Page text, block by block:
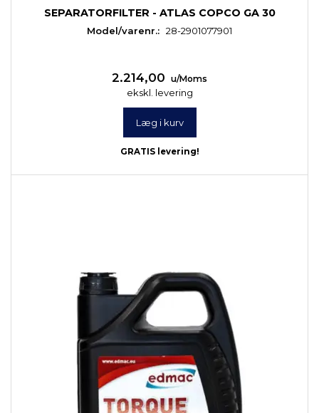
SEPARATORFILTER - ATLAS COPCO GA 30
Model/varenr.: 28-2901077901
2.214,00 u/Moms
ekskl. levering
Læg i kurv
GRATIS levering!